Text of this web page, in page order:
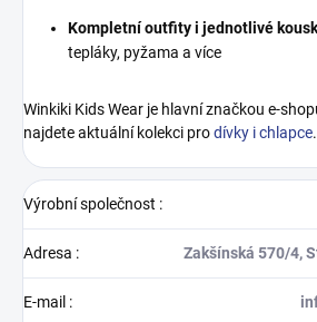
Kompletní outfity i jednotlivé
tepláky, pyžama a více
Winkiki Kids Wear je hlavní značkou e-
najdete aktuální kolekci prodívky i chlapce.
Výrobní společnost :
Adresa : Zakšínská 570/4,
E-mail :